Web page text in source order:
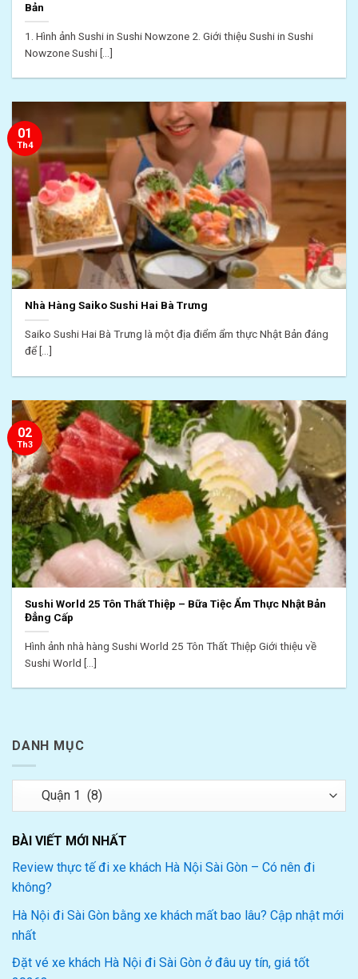
Bản
1. Hình ảnh Sushi in Sushi Nowzone 2. Giới thiệu Sushi in Sushi
Nowzone Sushi [...]
Nhà Hàng Saiko Sushi Hai Bà Trưng
Saiko Sushi Hai Bà Trưng là một địa điểm ẩm thực Nhật Bản đáng
để [...]
01
Th4
Sushi World 25 Tôn Thất Thiệp – Bữa Tiệc Ẩm Thực Nhật Bản
Đẳng Cấp
Hình ảnh nhà hàng Sushi World 25 Tôn Thất Thiệp Giới thiệu về
Sushi World [...]
02
Th3
DANH MỤC
BÀI VIẾT MỚI NHẤT
Review thực tế đi xe khách Hà Nội Sài Gòn – Có nên đi
không?
Hà Nội đi Sài Gòn bằng xe khách mất bao lâu? Cập nhật mới
nhất
Đặt vé xe khách Hà Nội đi Sài Gòn ở đâu uy tín, giá tốt